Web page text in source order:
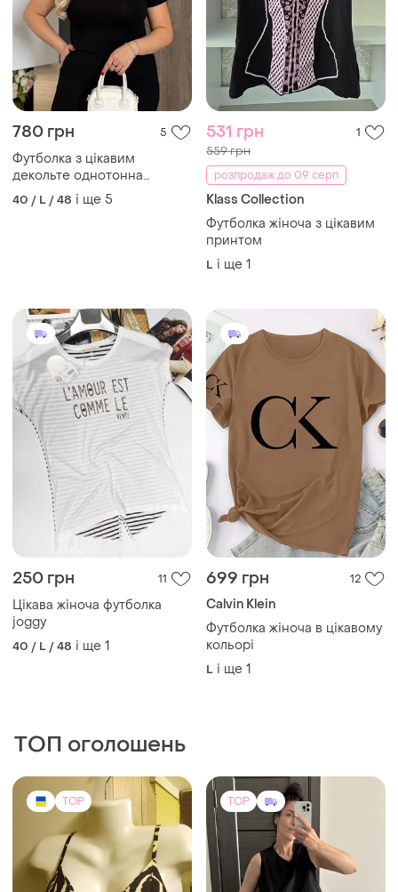
780 грн 5
Футболка з цікавим
декольте однотонна
трикотажна жіноча 48-58
чорна
40 / L / 48 і ще 5
531 грн 1
559 грн
розпродаж до 09 серп
Klass Collection
Футболка жіноча з цікавим
принтом
L і ще 1
250 грн 11
Цікава жіноча футболка
joggy
40 / L / 48 і ще 1
699 грн 12
Calvin Klein
Футболка жіноча в цікавому
кольорі
L і ще 1
ТОП оголошень
TOP TOP